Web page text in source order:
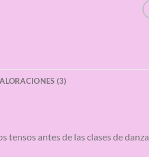
(3)
tensos antes de las clases de danza